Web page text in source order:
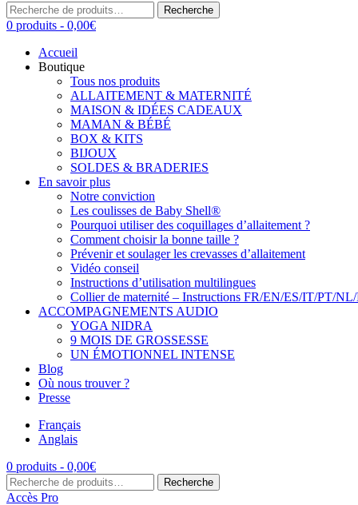
Recherche
pour :
Recherche
0 produits - 0,00€
Accueil
Boutique
Tous nos produits
ALLAITEMENT & MATERNITÉ
MAISON & IDÉES CADEAUX
MAMAN & BÉBÉ
BOX & KITS
BIJOUX
SOLDES & BRADERIES
En savoir plus
Notre conviction
Les coulisses de Baby Shell®
Pourquoi utiliser des coquillages d’allaitement ?
Comment choisir la bonne taille ?
Prévenir et soulager les crevasses d’allaitement
Vidéo conseil
Instructions d’utilisation multilingues
Collier de maternité – Instructions FR/EN/ES/IT/PT/
ACCOMPAGNEMENTS AUDIO
YOGA NIDRA
9 MOIS DE GROSSESSE
UN ÉMOTIONNEL INTENSE
Blog
Où nous trouver ?
Presse
Français
Anglais
0 produits - 0,00€
Recherche
pour :
Recherche
Accès Pro